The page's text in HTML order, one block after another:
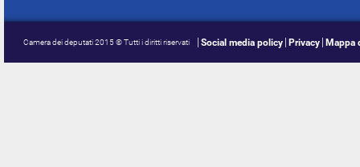
Camera dei deputati 2015 © Tutti i diritti riservati Social media policy Privacy Mappa